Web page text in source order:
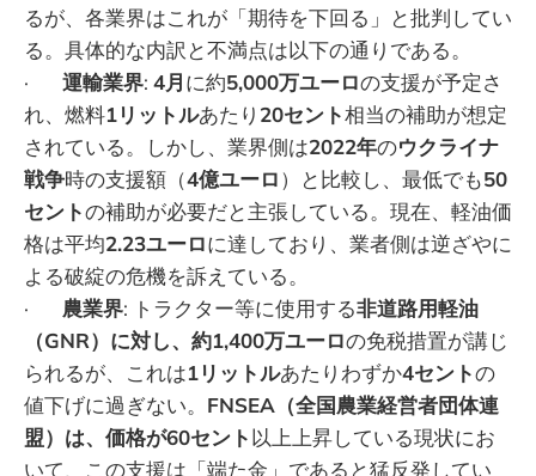
るが、各業界はこれが「期待を下回る」と批判してい
る。具体的な内訳と不満点は以下の通りである。
· 運輸業界: 4月に約5,000万ユーロの支援が予定さ
れ、燃料1リットルあたり 20セント相当の補助が想定
されている。しかし、業界側は2022年のウクライナ
戦争時の支援額（4億ユーロ）と比較し、最低でも50
セントの補助が必要だと主張している。現在、軽油価
格は平均2.23ユーロに達しており、業者側は逆ざやに
よる破綻の危機を訴えている。
· 農業界: トラクター等に使用する非道路用軽油
（GNR）に対し、約1,400万ユーロの免税措置が講じ
られるが、これは1リットルあたりわずか4セントの
値下げに過ぎない。 FNSEA（全国農業経営者団体連
盟）は、価格が60セント以上上昇している現状にお
いて、この支援は「端た金」であると猛反発してい